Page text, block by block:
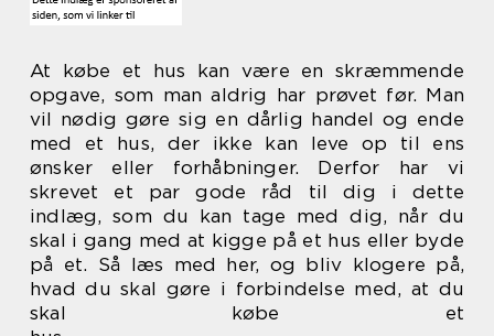
At købe et hus kan være en skræmmende
opgave, som man aldrig har prøvet før. Man
vil nødig gøre sig en dårlig handel og ende
med et hus, der ikke kan leve op til ens
ønsker eller forhåbninger. Derfor har vi
skrevet et par gode råd til dig i dette
indlæg, som du kan tage med dig, når du
skal i gang med at kigge på et hus eller byde
på et. Så læs med her, og bliv klogere på,
hvad du skal gøre i forbindelse med, at du
skal købe et